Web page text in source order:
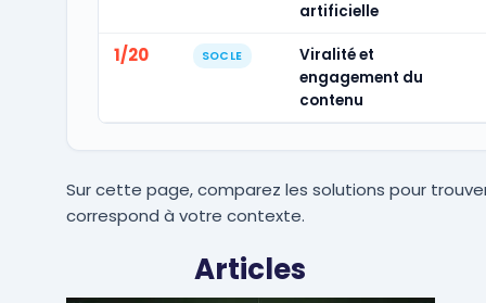
artificielle
1/20 SOCLE
Viralité et
engagement du
contenu
Sur cette page, comparez les solutions pour
correspond à votre contexte.
Articles